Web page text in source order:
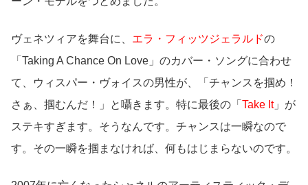
ヴェネツィアを舞台に、 エラ・フィッツジェラルドの
「Taking A Chance On Love」のカバー・ソングに合わせ
て、ウィスパー・ヴォイスの男性が、「チャンスを掴め！
さぁ、掴むんだ！」と囁きます。特に最後の「 Take It」が
ステキすぎます。そうなんです。チャンスは一瞬なので
す。その一瞬を掴まなければ、何もはじまらないのです。